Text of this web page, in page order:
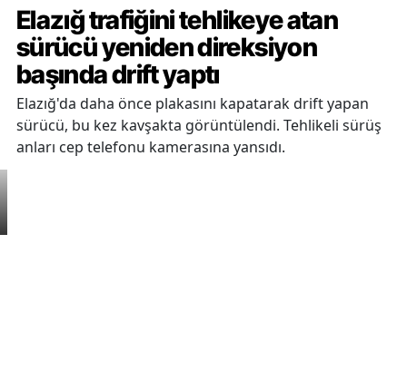
Elazığ trafiğini tehlikeye atan
sürücü yeniden direksiyon
başında drift yaptı
Elazığ'da daha önce plakasını kapatarak drift yapan
sürücü, bu kez kavşakta görüntülendi. Tehlikeli sürüş
anları cep telefonu kamerasına yansıdı.